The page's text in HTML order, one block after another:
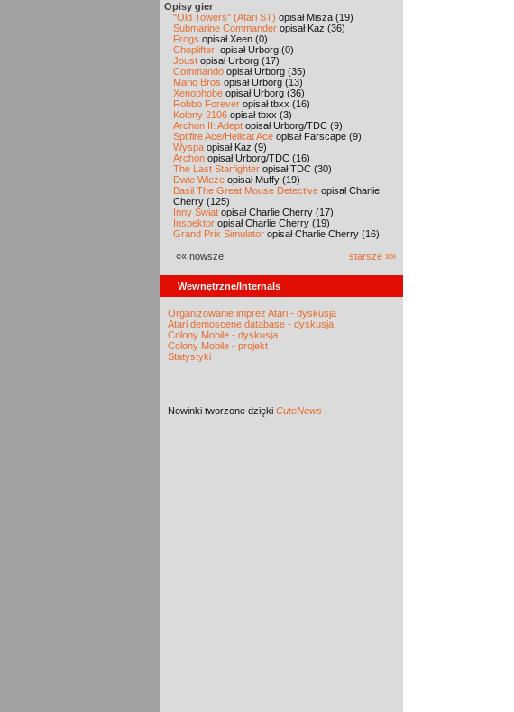
Opisy gier
"Old Towers" (Atari ST) opisał Misza (19)
Submarine Commander opisał Kaz (36)
Frogs opisał Xeen (0)
Choplifter! opisał Urborg (0)
Joust opisał Urborg (17)
Commando opisał Urborg (35)
Mario Bros opisał Urborg (13)
Xenophobe opisał Urborg (36)
Robbo Forever opisał tbxx (16)
Kolony 2106 opisał tbxx (3)
Archon II: Adept opisał Urborg/TDC (9)
Spitfire Ace/Hellcat Ace opisał Farscape (9)
Wyspa opisał Kaz (9)
Archon opisał Urborg/TDC (16)
The Last Starfighter opisał TDC (30)
Dwie Wieże opisał Muffy (19)
Basil The Great Mouse Detective opisał Charlie
Cherry (125)
Inny Świat opisał Charlie Cherry (17)
Inspektor opisał Charlie Cherry (19)
Grand Prix Simulator opisał Charlie Cherry (16)
«« nowsze starsze »»
Wewnętrzne/Internals
Organizowanie imprez Atari - dyskusja
Atari demoscene database - dyskusja
Colony Mobile - dyskusja
Colony Mobile - projekt
Statystyki
Nowinki tworzone dzięki CuteNews